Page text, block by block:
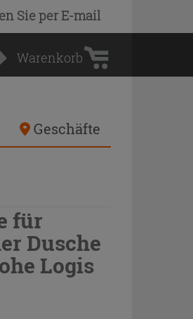
Sieper E-mail
Warenkorb
Warenkorb
Geschäfte
für
Dusche
Logis